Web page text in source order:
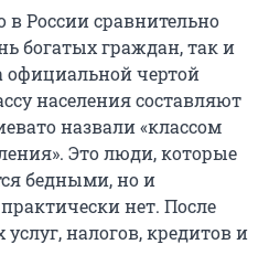
России сравнительно
богатых граждан, так и
официальной чертой
населения составляют
назвали «классом
Это люди, которые
бедными, но и
нет. После
налогов, кредитов и